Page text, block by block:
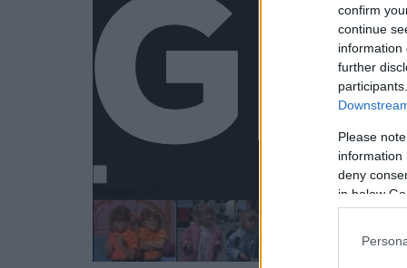
confirm
continue
information
further
Please
information
deny
in below